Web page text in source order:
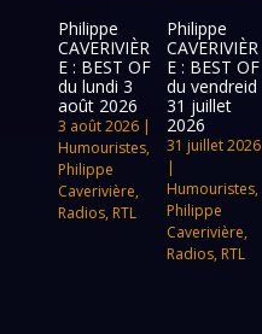
Philippe
CAVERIVIÈR
E : BEST OF
du lundi 3
août 2026
3 août 2026 |
Humouristes,
Philippe
Caverivière,
Radios, RTL
Philippe
CAVERIVIÈR
E : BEST OF
du vendreid
31 juillet
2026
31 juillet 2026
|
Humouristes,
Philippe
Caverivière,
Radios, RTL